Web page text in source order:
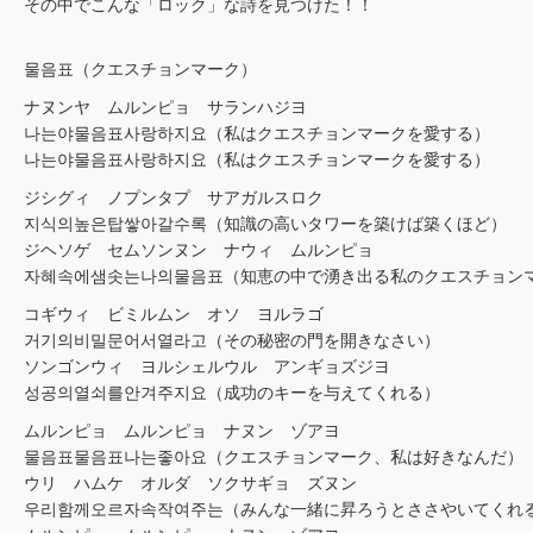
その中でこんな「ロック」な詩を見つけた！！
물음표（クエスチョンマーク）
ナヌンヤ ムルンピョ サランハジヨ
나는야물음표사랑하지요（私はクエスチョンマークを愛する）
나는야물음표사랑하지요（私はクエスチョンマークを愛する）
ジシグィ ノプンタプ サアガルスロク
지식의높은탑쌓아갈수록（知識の高いタワーを築けば築くほど）
ジヘソゲ セムソンヌン ナウィ ムルンピョ
자혜속에샘솟는나의물음표（知恵の中で湧き出る私のクエスチョン
コギウィ ビミルムン オソ ヨルラゴ
거기의비밀문어서열라고（その秘密の門を開きなさい）
ソンゴンウィ ヨルシェルウル アンギョズジヨ
성공의열쇠를안겨주지요（成功のキーを与えてくれる）
ムルンピョ ムルンピョ ナヌン ゾアヨ
물음표물음표나는좋아요（クエスチョンマーク、私は好きなんだ）
ウリ ハムケ オルダ ソクサギョ ズヌン
우리함께오르자속작여주는（みんな一緒に昇ろうとささやいてくれ